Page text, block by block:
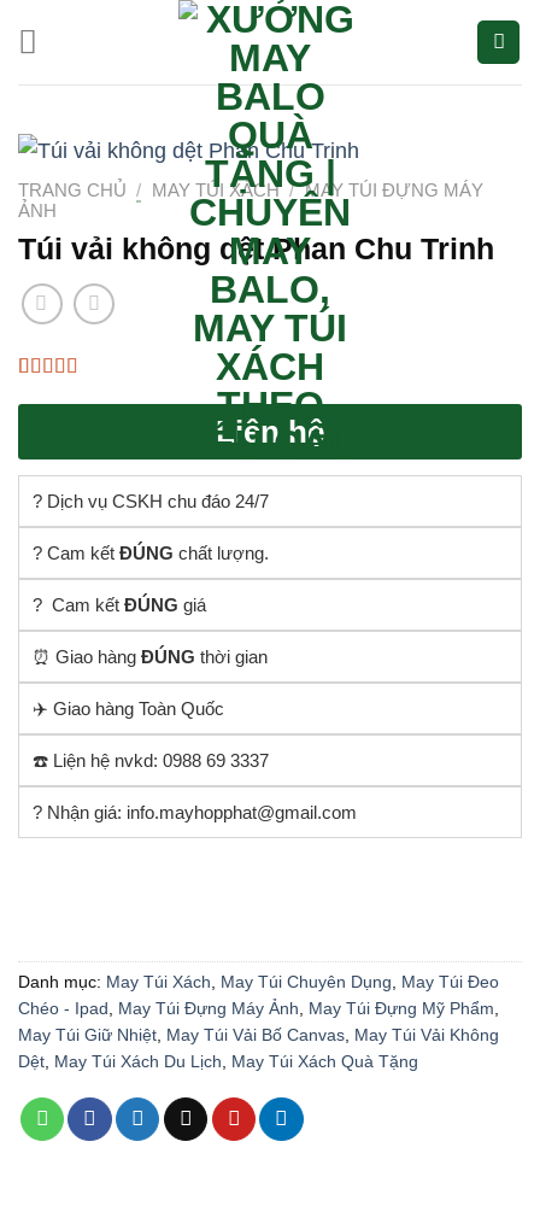
qua
nội
TRANG CHỦ / MAY TÚI XÁCH / MAY TÚI ĐỰNG MÁY
ẢNH
Túi vải không dệt Phan Chu Trinh
Liên hệ
? Dịch vụ CSKH chu đáo 24/7
? Cam kết ĐÚNG chất lượng.
? Cam kết ĐÚNG giá
⏰ Giao hàng ĐÚNG thời gian
✈️ Giao hàng Toàn Quốc
☎️ Liện hệ nvkd: 0988 69 3337
? Nhận giá: info.mayhopphat@gmail.com
Danh mục: May Túi Xách May Túi Chuyên Dụng
May Túi Đeo
Chéo - Ipad
May Túi Đựng Máy Ảnh May Túi Đựng Mỹ Phẩm
May Túi Giữ Nhiệt May Túi Vải Bố Canvas May Túi Vải Không
Dệt May Túi Xách Du Lịch May Túi Xách Quà Tặng